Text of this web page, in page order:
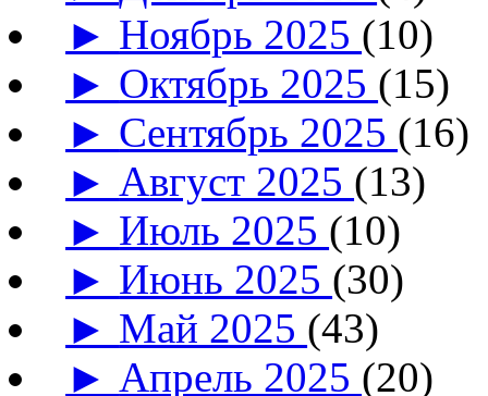
► Ноябрь 2025 (10)
► Октябрь 2025 (15)
► Сентябрь 2025 (16)
► Август 2025 (13)
► Июль 2025 (10)
► Июнь 2025 (30)
► Май 2025 (43)
► Апрель 2025 (20)